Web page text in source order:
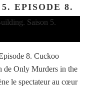
EPISODE 8.
8. Cuckoo
de Only Murders in the
le spectateur au cœur